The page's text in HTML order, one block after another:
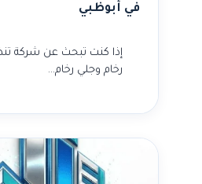
في أبوظبي
إذا كنت تبحث عن شركة
رخام وجلي رخام…